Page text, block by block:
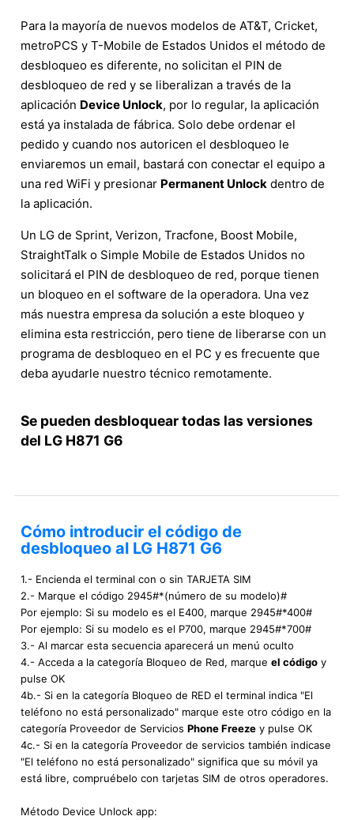
Para la mayoría de nuevos modelos de AT&T, Cricket,
metroPCS y T-Mobile de Estados Unidos el método de
desbloqueo es diferente, no solicitan el PIN de
desbloqueo de red y se liberalizan a través de la
aplicación Device Unlock, por lo regular, la aplicación
está ya instalada de fábrica. Solo debe ordenar el
pedido y cuando nos autoricen el desbloqueo le
enviaremos un email, bastará con conectar el equipo a
una red WiFi y presionar Permanent Unlock dentro de
la aplicación.
Un LG de Sprint, Verizon, Tracfone, Boost Mobile,
StraightTalk o Simple Mobile de Estados Unidos no
solicitará el PIN de desbloqueo de red, porque tienen
un bloqueo en el software de la operadora. Una vez
más nuestra empresa da solución a este bloqueo y
elimina esta restricción, pero tiene de liberarse con un
programa de desbloqueo en el PC y es frecuente que
deba ayudarle nuestro técnico remotamente.
Se pueden desbloquear todas las versiones
del LG H871 G6
Cómo introducir el código de
desbloqueo al LG H871 G6
1.- Encienda el terminal con o sin TARJETA SIM
2.- Marque el código 2945#*(número de su modelo)#
Por ejemplo: Si su modelo es el E400, marque 2945#*400#
Por ejemplo: Si su modelo es el P700, marque 2945#*700#
3.- Al marcar esta secuencia aparecerá un menú oculto
4.- Acceda a la categoría Bloqueo de Red, marque el código y
pulse OK
4b.- Si en la categoría Bloqueo de RED el terminal indica "El
teléfono no está personalizado" marque este otro código en la
categoría Proveedor de Servicios Phone Freeze y pulse OK
4c.- Si en la categoría Proveedor de servicios también indicase
"El teléfono no está personalizado" significa que su móvil ya
está libre, compruébelo con tarjetas SIM de otros operadores.
Método Device Unlock app: